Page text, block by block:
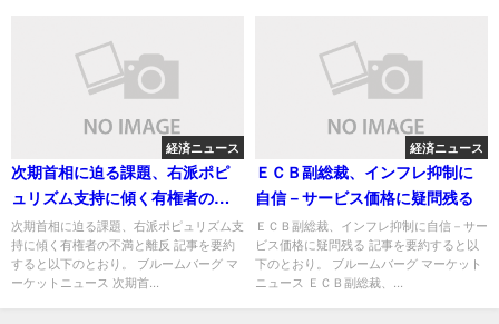
経済ニュース
次期首相に迫る課題、右派ポピ
ュリズム支持に傾く有権者の不
満と離反
次期首相に迫る課題、右派ポピュリズム支
持に傾く有権者の不満と離反 記事を要約
すると以下のとおり。 ブルームバーグ マ
ーケットニュース 次期首...
経済ニュース
ＥＣＢ副総裁、インフレ抑制に
自信－サービス価格に疑問残る
ＥＣＢ副総裁、インフレ抑制に自信－サー
ビス価格に疑問残る 記事を要約すると以
下のとおり。 ブルームバーグ マーケット
ニュース ＥＣＢ副総裁、...